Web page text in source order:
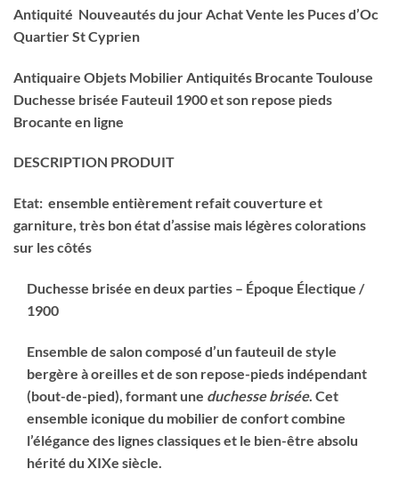
Antiquité Nouveautés du jour Achat Vente les Puces d’Oc
Quartier St Cyprien
Antiquaire Objets Mobilier Antiquités Brocante Toulouse
Duchesse brisée Fauteuil 1900 et son repose pieds
Brocante en ligne
DESCRIPTION PRODUIT
Etat: ensemble entièrement refait couverture et
garniture, très bon état d’assise mais légères colorations
sur les côtés
Duchesse brisée en deux parties – Époque Électique /
1900
Ensemble de salon composé d’un fauteuil de style
bergère à oreilles et de son repose-pieds indépendant
(bout-de-pied), formant une duchesse brisée. Cet
ensemble iconique du mobilier de confort combine
l’élégance des lignes classiques et le bien-être absolu
hérité du XIXe siècle.